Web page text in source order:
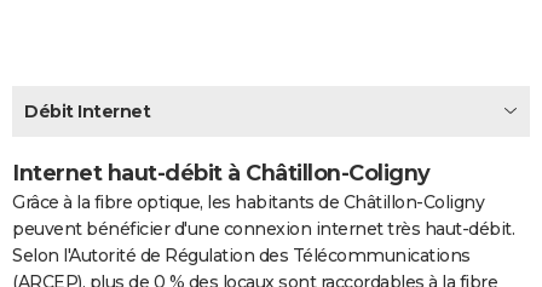
CARTE DE VOEUX
Carte de Noël
Carte Bonne année
Carte Saint-Valentin
Carte Pâques
Carte d'anniversaire
DICTIONNAIRE
PROGRAMME TV
Débit Internet
Internet haut-débit à Châtillon-Coligny
Grâce à la fibre optique, les habitants de Châtillon-Coligny
peuvent bénéficier d'une connexion internet très haut-débit.
Selon l'Autorité de Régulation des Télécommunications
(ARCEP), plus de 0 % des locaux sont raccordables à la fibre